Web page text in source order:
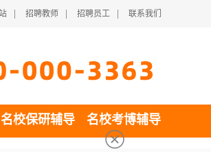
招聘教师 招聘员工 联系我们
名校保研辅导 名校考博辅导